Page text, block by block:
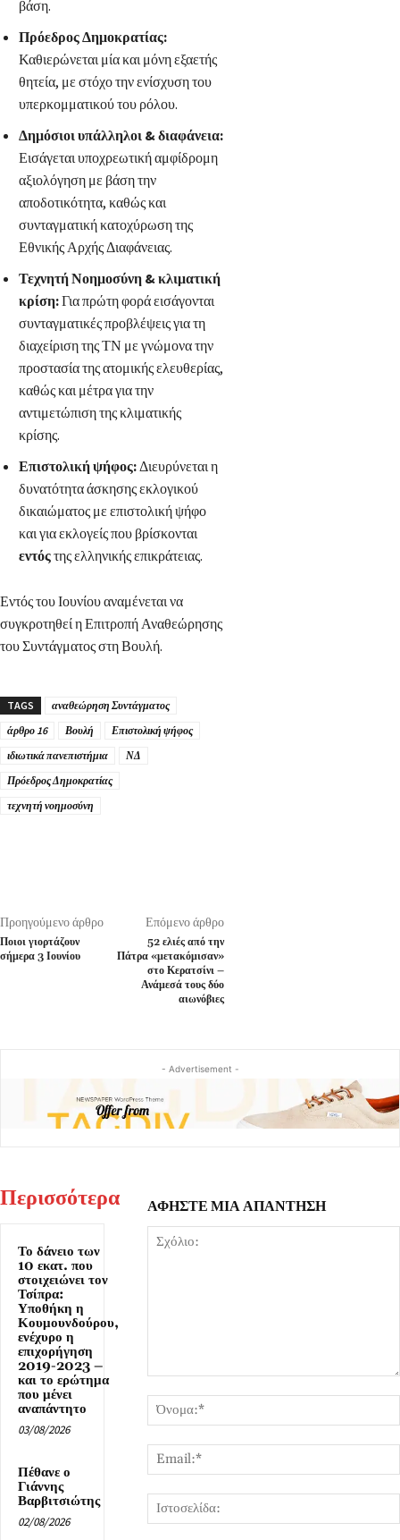
βάση.
Πρόεδρος Δημοκρατίας:
Καθιερώνεται μία και μόνη εξαετής
θητεία, με στόχο την ενίσχυση του
υπερκομματικού του ρόλου.
Δημόσιοι υπάλληλοι & διαφάνεια:
Εισάγεται υποχρεωτική αμφίδρομη
αξιολόγηση με βάση την
αποδοτικότητα, καθώς και
συνταγματική κατοχύρωση της
Εθνικής Αρχής Διαφάνειας.
Τεχνητή Νοημοσύνη & κλιματική
κρίση:Για πρώτη φορά εισάγονται
συνταγματικές προβλέψεις για τη
διαχείριση της ΤΝ με γνώμονα την
προστασία της ατομικής ελευθερίας,
καθώς και μέτρα για την
αντιμετώπιση της κλιματικής
κρίσης.
Επιστολική ψήφος:Διευρύνεται η
δυνατότητα άσκησης εκλογικού
δικαιώματος με επιστολική ψήφο
και για εκλογείς που βρίσκονται
εντόςτης ελληνικής επικράτειας.
Εντός του Ιουνίου αναμένεται να
συγκροτηθεί η Επιτροπή Αναθεώρησης
του Συντάγματος στη Βουλή.
TAGS
αναθεώρηση Συντάγματος
άρθρο 16
Βουλή
Επιστολική ψήφος
ιδιωτικά πανεπιστήμια
ΝΔ
Πρόεδρος Δημοκρατίας
τεχνητή νοημοσύνη
Προηγούμενο άρθρο
Ποιοι γιορτάζουν
σήμερα 3 Ιουνίου
Επόμενο άρθρο
52 ελιές από την
Πάτρα «μετακόμισαν»
στο Κερατσίνι –
Ανάμεσά τους δύο
αιωνόβιες
- Advertisement -
Περισσότερα
Το δάνειο των
10 εκατ. που
στοιχειώνει τον
Τσίπρα:
Υποθήκη η
Κουμουνδούρου,
ενέχυρο η
επιχορήγηση
2019-2023 –
και το ερώτημα
που μένει
αναπάντητο
03/08/2026
Πέθανε ο
Γιάννης
Βαρβιτσιώτης
02/08/2026
ΑΦΗΣΤΕ ΜΙΑ ΑΠΑΝΤΗΣΗ